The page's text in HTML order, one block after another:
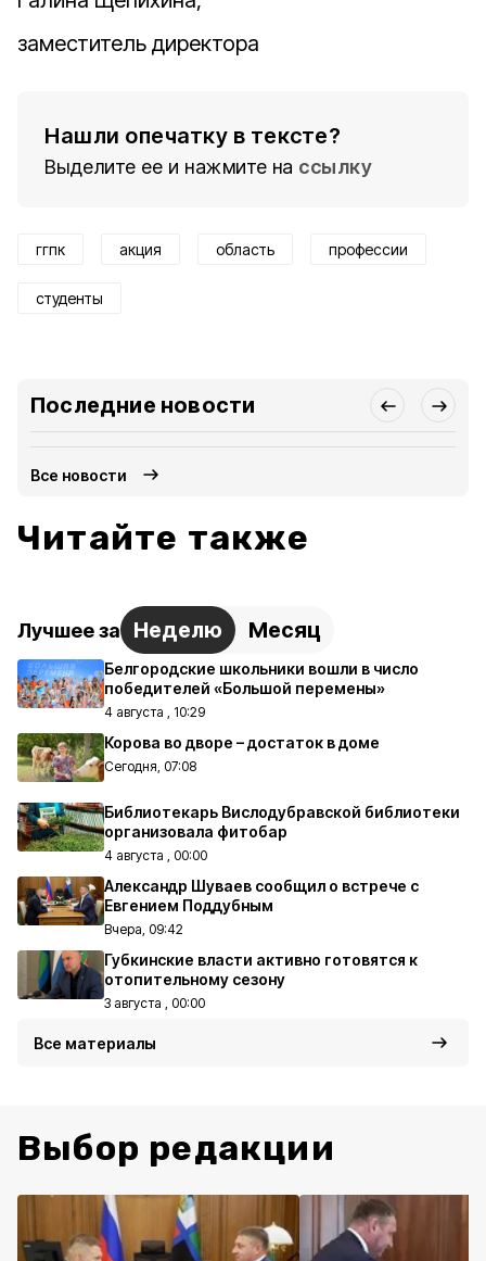
заместитель директора
Нашли опечатку в тексте?
Выделите ее и нажмите на ссылку
ггпк акция область профессии
студенты
Последние новости
Все новости
Читайте также
Лучшее за Неделю Месяц
Белгородские школьники вошли в число
победителей «Большой перемены»
4 августа , 10:29
Корова во дворе – достаток в доме
Сегодня, 07:08
Библиотекарь Вислодубравской библиотеки
организовала фитобар
4 августа , 00:00
Александр Шуваев сообщил о встрече с
Евгением Поддубным
Вчера, 09:42
Губкинские власти активно готовятся к
отопительному сезону
3 августа , 00:00
Все материалы
Выбор редакции